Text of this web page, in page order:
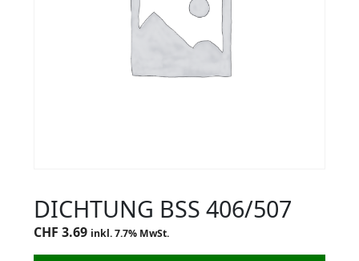
DICHTUNG BSS 406/507
CHF 3.69 inkl. 7.7% MwSt.